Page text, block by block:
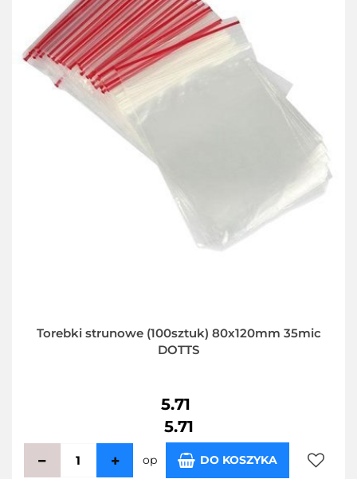
Torebki strunowe (100sztuk) 80x120mm 35mic
DOTTS
5.71
5.71
op DO KOSZYKA